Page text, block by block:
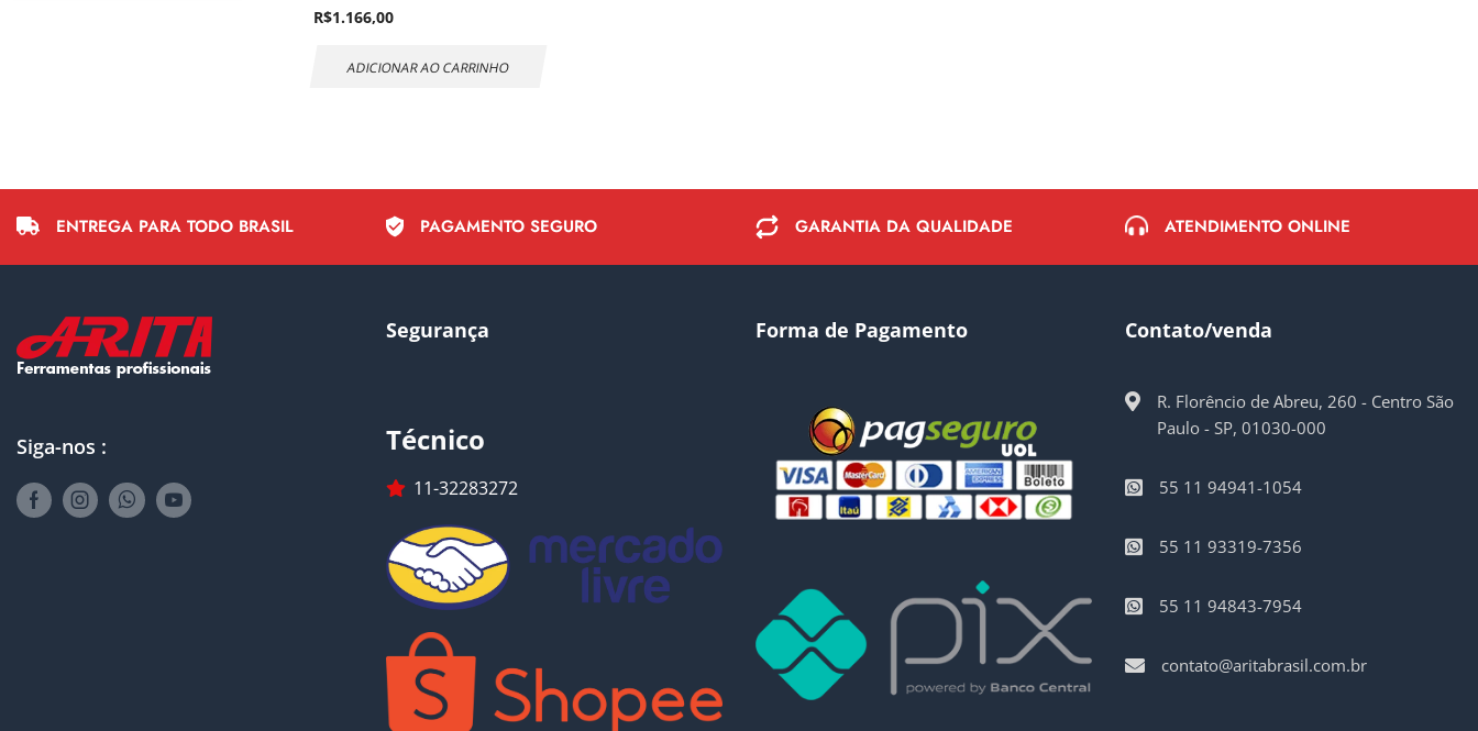
R$1.166,00
ADICIONAR AO CARRINHO
ENTREGA PARA TODO BRASIL PAGAMENTO SEGURO GARANTIA DA QUALIDADE ATENDIMENTO ONLINE
Siga-nos :
Segurança
Técnico
11-32283272
Forma de Pagamento Contato/venda
R. Florêncio de Abreu, 260 - Centro São
Paulo - SP, 01030-000
55 11 94941-1054
55 11 93319-7356
55 11 94843-7954
contato@aritabrasil.com.br